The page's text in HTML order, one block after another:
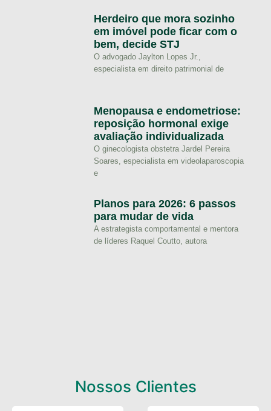
Herdeiro que mora sozinho
em imóvel pode ficar com o
bem, decide STJ
O advogado Jaylton Lopes Jr.,
especialista em direito patrimonial de
Menopausa e endometriose:
reposição hormonal exige
avaliação individualizada
O ginecologista obstetra Jardel Pereira
Soares, especialista em videolaparoscopia
e
Planos para 2026: 6 passos
para mudar de vida
A estrategista comportamental e mentora
de líderes Raquel Coutto, autora
Nossos Clientes